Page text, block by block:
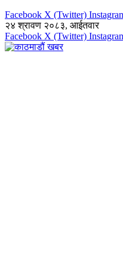
Facebook X (Twitter)
२४ श्रावण २०८३, आईतवार
Facebook X (Twitter)